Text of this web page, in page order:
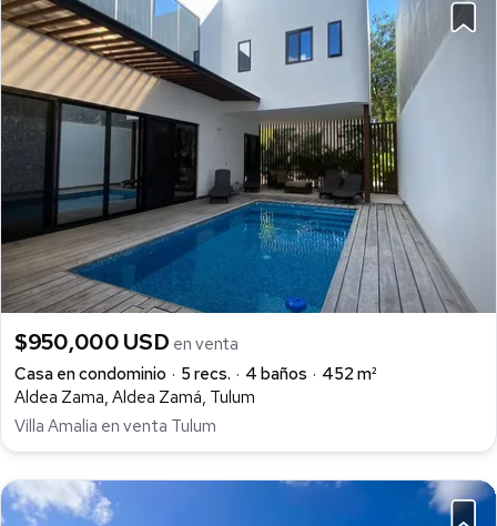
$950,000 USD en venta
Casa en condominio
5 recs. 4 baños
452 m²
Aldea Zama, Aldea Zamá, Tulum
Villa Amalia en venta Tulum